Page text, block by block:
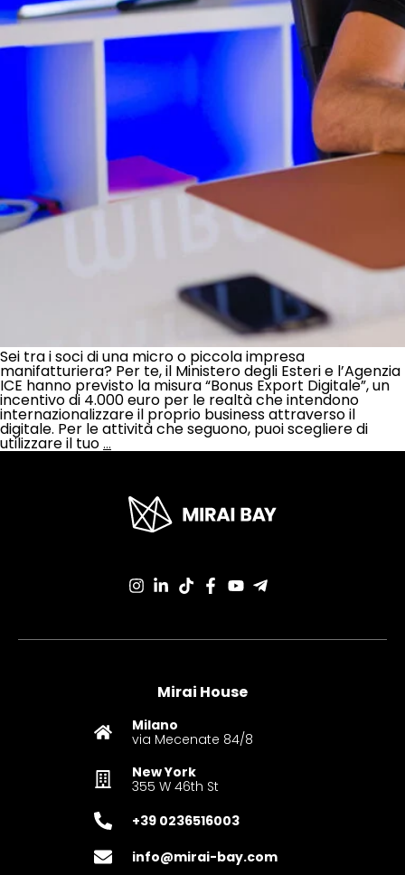
Sei tra i soci di una micro o piccola impresa
manifatturiera? Per te, il Ministero degli Esteri e l’Agenzia
ICE hanno previsto la misura “Bonus Export Digitale”, un
incentivo di 4.000 euro per le realtà che intendono
internazionalizzare il proprio business attraverso il
digitale. Per le attività che seguono, puoi scegliere di
utilizzare il tuo …
Mirai House
Milano
via Mecenate 84/8
New York
355 W 46th St
+39 0236516003‬
info@mirai-bay.com